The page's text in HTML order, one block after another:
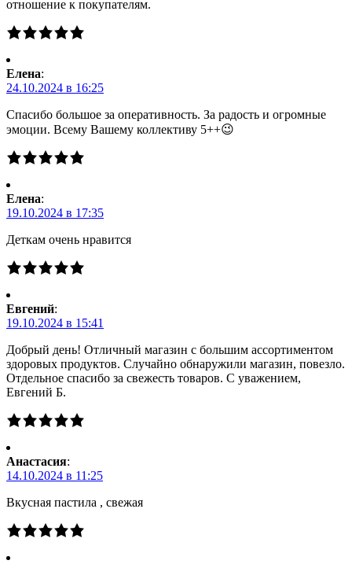
отношение к покупателям.
Елена:
24.10.2024 в 16:25
Спасибо большое за оперативность. За радость и огромные
эмоции. Всему Вашему коллективу 5++😉
Елена:
19.10.2024 в 17:35
Деткам очень нравится
Евгений:
19.10.2024 в 15:41
Добрый день! Отличный магазин с большим ассортиментом
здоровых продуктов. Случайно обнаружили магазин, повезло.
Отдельное спасибо за свежесть товаров. С уважением,
Евгений Б.
Анастасия:
14.10.2024 в 11:25
Вкусная пастила , свежая